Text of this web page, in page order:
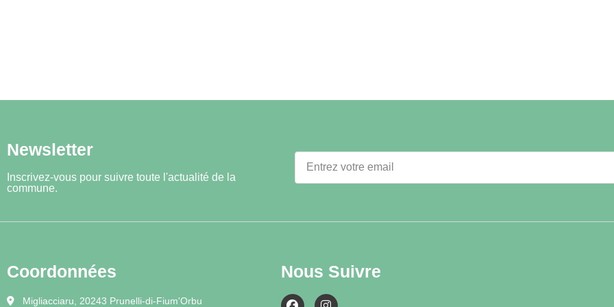
Newsletter
Inscrivez-vous pour suivre toute l'actualité de la
commune.
Coordonnées
Migliacciaru, 20243 Prunelli-di-Fium'Orbu
Nous Suivre